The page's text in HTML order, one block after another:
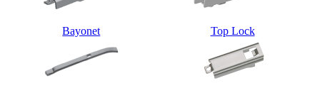
Bayonet Top Lock